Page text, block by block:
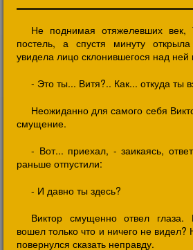
Не поднимая отяжелевших век,
постель, а спустя минуту
увидела лицо склонившегося над ней
- Это ты... Витя?.. Как... откуда ты
Неожиданно для самого себя
смущение.
- Вот... приехал, - заикаясь,
раньше отпустили:
- И давно ты здесь?
Виктор смущенно отвел глаза.
вошел только что и ничего не
повернулся сказать неправду.